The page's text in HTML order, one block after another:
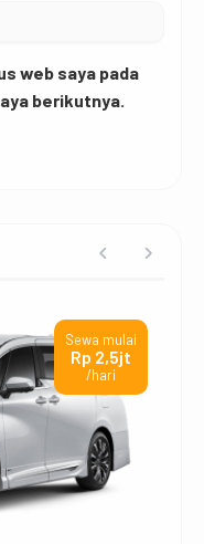
web saya pada
berikutnya.
Sewa mulai
Rp 2,5jt
/hari